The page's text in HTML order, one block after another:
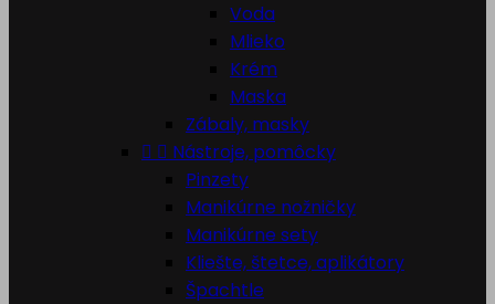
Voda
Mlieko
Krém
Maska
Zábaly, masky
  Nástroje, pomôcky
Pinzety
Manikúrne nožničky
Manikúrne sety
Kliešte, štetce, aplikátory
Špachtle